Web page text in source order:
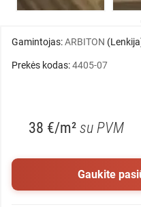
Gamintojas:ARBITON
Prekės kodas:4405-07
38 €/m² su PVM
Gaukite